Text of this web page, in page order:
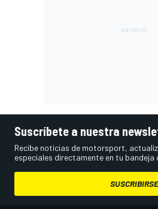
Suscríbete a nuestra
Recibe noticias de motorsport,
especiales directamente en tu bandeja
SUSCRIBIRSE